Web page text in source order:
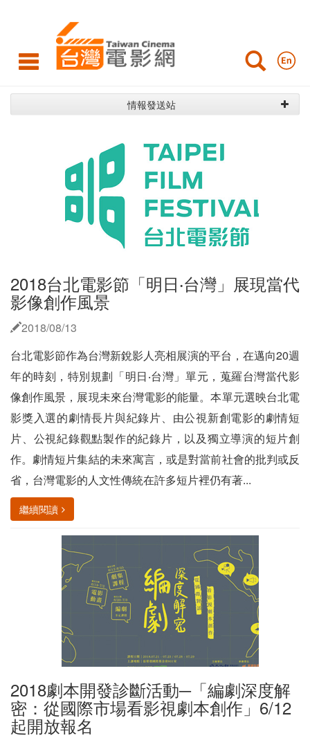
快
報 情報發送站
2018台北電影節「明日‧台灣」展現當代
影像創作風景
2018/08/13
台北電影節作為台灣新銳影人亮相展演的平台，在邁向20週
年的時刻，特別規劃「明日‧台灣」單元，蒐羅台灣當代影
像創作風景，展現未來台灣電影的能量。本單元選映台北電
影獎入選的劇情長片與紀錄片、由公視新創電影的劇情短
片、公視紀錄觀點製作的紀錄片，以及獨立導演的短片創
作。劇情短片集結的未來寓言，或是對當前社會的批判或反
省，台灣電影的人文性傳統在許多短片裡仍有著...
繼續閱讀
2018劇本開發診斷活動─「編劇深度解
密：從國際市場看影視劇本創作」6/12
起開放報名